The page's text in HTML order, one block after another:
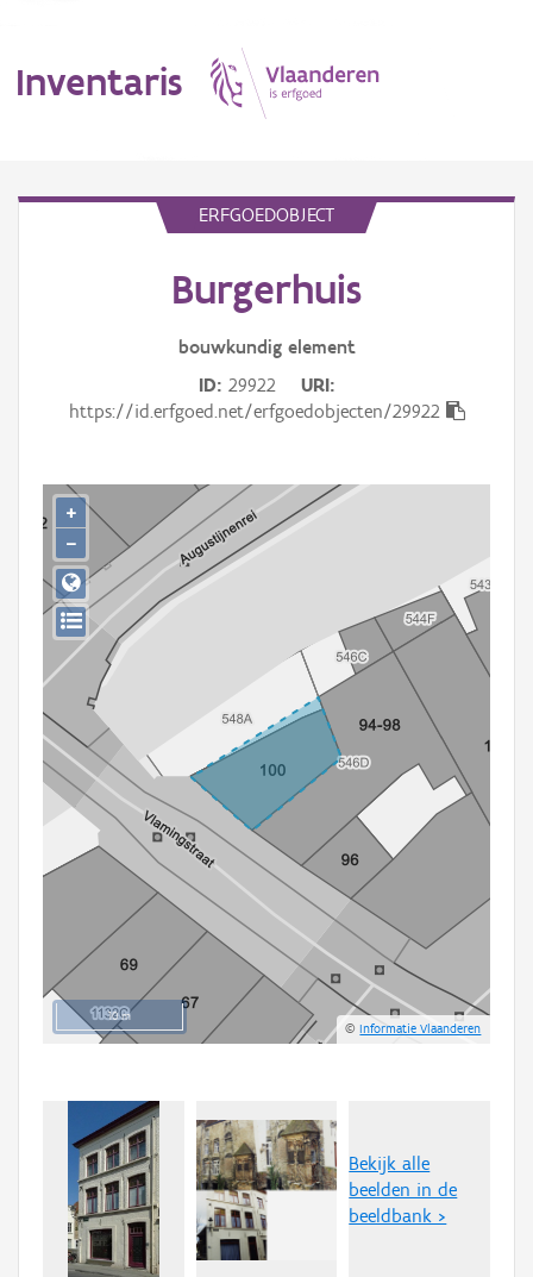
Inventaris
Gebeurtenis
Persoon of collectief
Downloads
Hergebruik
Aanmelden
ERFGOEDOBJECT
Burgerhuis
bouwkundig element
ID 29922
URI
https://id.erfgoed.net/erfgoedobjecten/29922
10 m
©Informatie Vlaanderen
+
−
Bekijk alle
beelden in de
beeldbank >